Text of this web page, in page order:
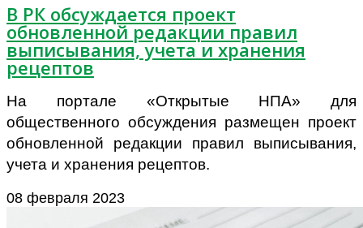
В РК обсуждается проект
обновленной редакции правил
выписывания, учета и хранения
рецептов
На портале «Открытые НПА» для
общественного обсуждения размещен проект
обновленной редакции правил выписывания,
учета и хранения рецептов.
08 февраля 2023